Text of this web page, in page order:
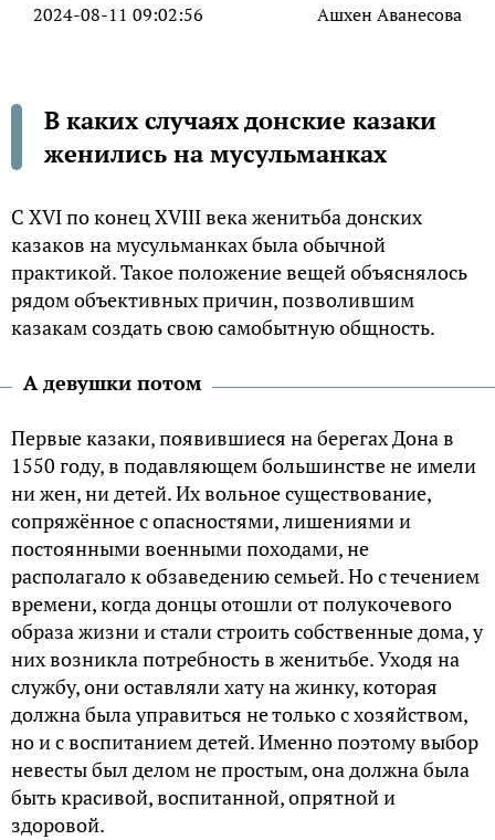
2024-08-11 09:02:56 Ашхен Аванесова
В каких случаях донские казаки
женились на мусульманках
С XVI по конец XVIII века женитьба донских
казаков на мусульманках была обычной
практикой. Такое положение вещей объяснялось
рядом объективных причин, позволившим
казакам создать свою самобытную общность.
А девушки потом
Первые казаки, появившиеся на берегах Дона в
1550 году, в подавляющем большинстве не имели
ни жен, ни детей. Их вольное существование,
сопряжённое с опасностями, лишениями и
постоянными военными походами, не
располагало к обзаведению семьей. Но с течением
времени, когда донцы отошли от полукочевого
образа жизни и стали строить собственные дома, у
них возникла потребность в женитьбе. Уходя на
службу, они оставляли хату на жинку, которая
должна была управиться не только с хозяйством,
но и с воспитанием детей. Именно поэтому выбор
невесты был делом не простым, она должна была
быть красивой, воспитанной, опрятной и
здоровой.